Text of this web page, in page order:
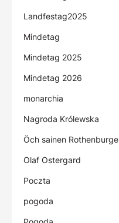
Landfestag2025
Mindetag
Mindetag 2025
Mindetag 2026
monarchia
Nagroda Królewska
Öch sainen Rothenburge
Olaf Ostergard
Poczta
pogoda